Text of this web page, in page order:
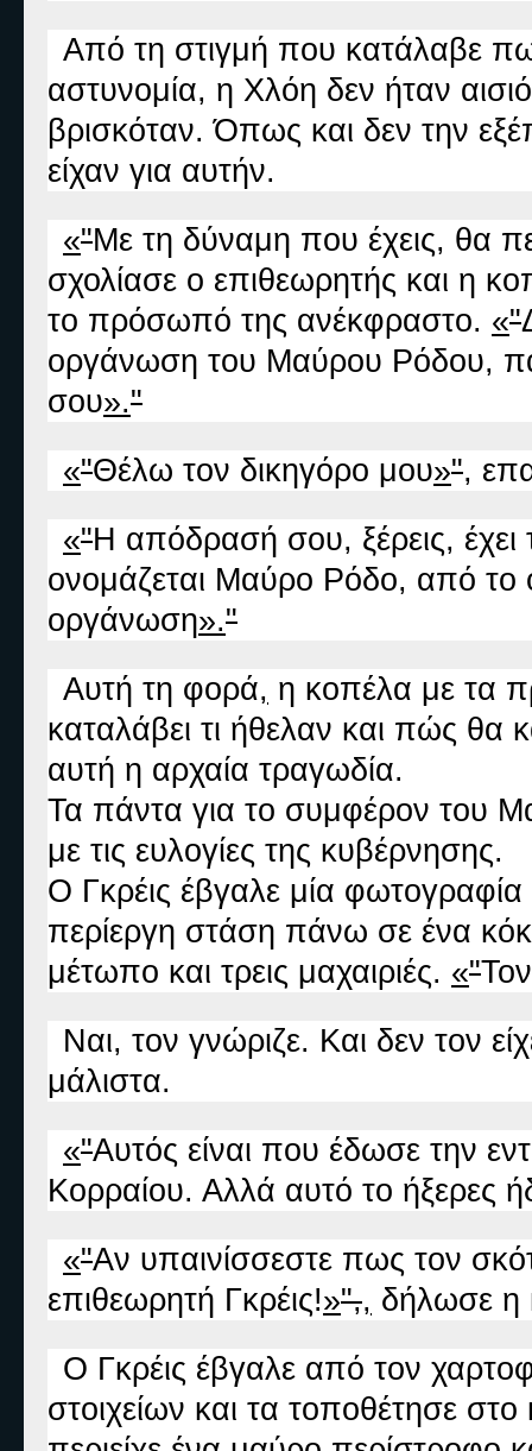
Από τη στιγμή που κατάλαβε
αστυνομία, η Χλόη δεν ήταν
βρισκόταν. Όπως και δεν την
είχαν για αυτήν.
«"Με τη δύναμη που έχεις, θα
σχολίασε ο επιθεωρητής και η
το πρόσωπό της ανέκφραστο. «"
οργάνωση του Μαύρου Ρόδου,
σου»."
«"Θέλω τον δικηγόρο μου»",
«"Η απόδρασή σου, ξέρεις, έχει
ονομάζεται Μαύρο Ρόδο, από το
οργάνωση»."
Αυτή τη φορά, η κοπέλα με τα
καταλάβει τι ήθελαν και πώς θα
αυτή η αρχαία τραγωδία.
Τα πάντα για το συμφέρον του
με τις ευλογίες της κυβέρνησης.
Ο Γκρέις έβγαλε μία
περίεργη στάση πάνω σε ένα
μέτωπο και τρεις μαχαιριές. «"
Ναι, τον γνώριζε. Και δεν τον
μάλιστα.
«"Αυτός είναι που έδωσε την
Κορραίου. Αλλά αυτό το ήξερες
«"Αν υπαινίσσεστε πως τον
επιθεωρητή Γκρέις!»",, δήλωσε η
Ο Γκρέις έβγαλε από τον
στοιχείων και τα τοποθέτησε